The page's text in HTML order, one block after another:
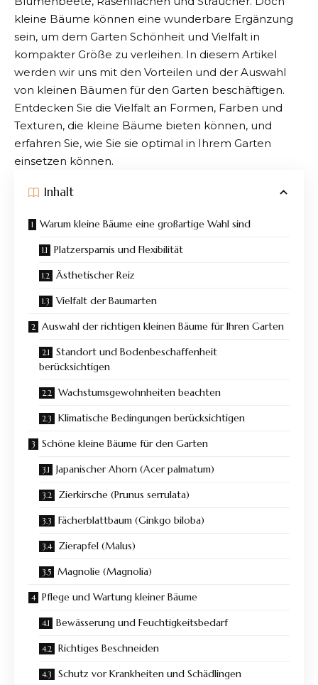
kleine Bäume können eine wunderbare Ergänzung
sein, um dem Garten Schönheit und Vielfalt in
kompakter Größe zu verleihen. In diesem Artikel
werden wir uns mit den Vorteilen und der Auswahl
von kleinen Bäumen für den Garten beschäftigen.
Entdecken Sie die Vielfalt an Formen, Farben und
Texturen, die kleine Bäume bieten können, und
erfahren Sie, wie Sie sie optimal in Ihrem Garten
einsetzen können.
Inhalt
Warum kleine Bäume eine großartige Wahl sind
Platzersparnis und Flexibilität
Ästhetischer Reiz
Vielfalt der Baumarten
Auswahl der richtigen kleinen Bäume für Ihren Garten
Standort und Bodenbeschaffenheit
berücksichtigen
Wachstumsgewohnheiten beachten
Klimatische Bedingungen berücksichtigen
Schöne kleine Bäume für den Garten
Japanischer Ahorn (Acer palmatum)
Zierkirsche (Prunus serrulata)
Fächerblattbaum (Ginkgo biloba)
Zierapfel (Malus)
Magnolie (Magnolia)
Pflege und Wartung kleiner Bäume
Bewässerung und Feuchtigkeitsbedarf
Richtiges Beschneiden
Schutz vor Krankheiten und Schädlingen